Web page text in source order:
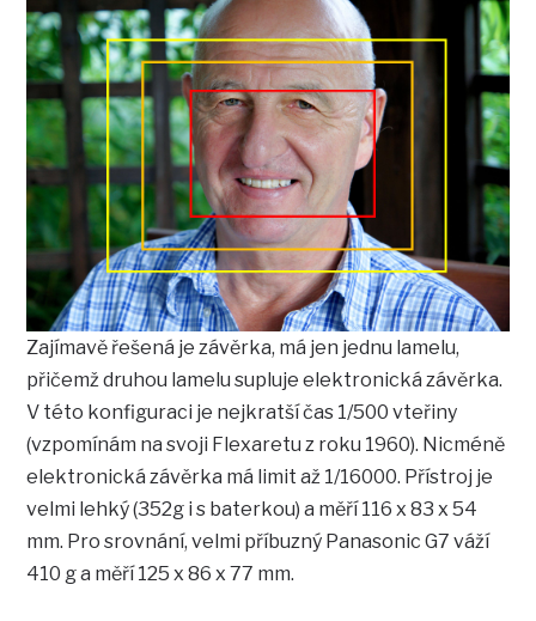
Zajímavě řešená je závěrka, má jen jednu lamelu,
přičemž druhou lamelu supluje elektronická závěrka.
V této konfiguraci je nejkratší čas 1/500 vteřiny
(vzpomínám na svoji Flexaretu z roku 1960). Nicméně
elektronická závěrka má limit až 1/16000. Přístroj je
velmi lehký (352g i s baterkou) a měří 116 x 83 x 54
mm. Pro srovnání, velmi příbuzný Panasonic G7 váží
410 g a měří 125 x 86 x 77 mm.